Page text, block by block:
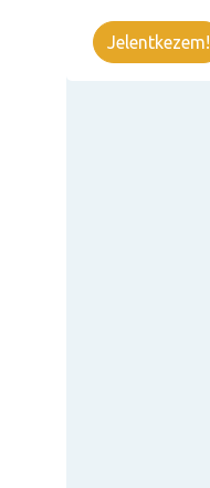
Jelentkezem!